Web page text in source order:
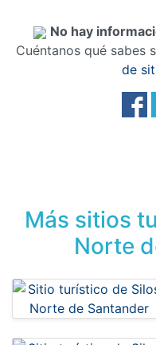
No hay
Cuéntanos qué sabes
de
Más sitios
Norte